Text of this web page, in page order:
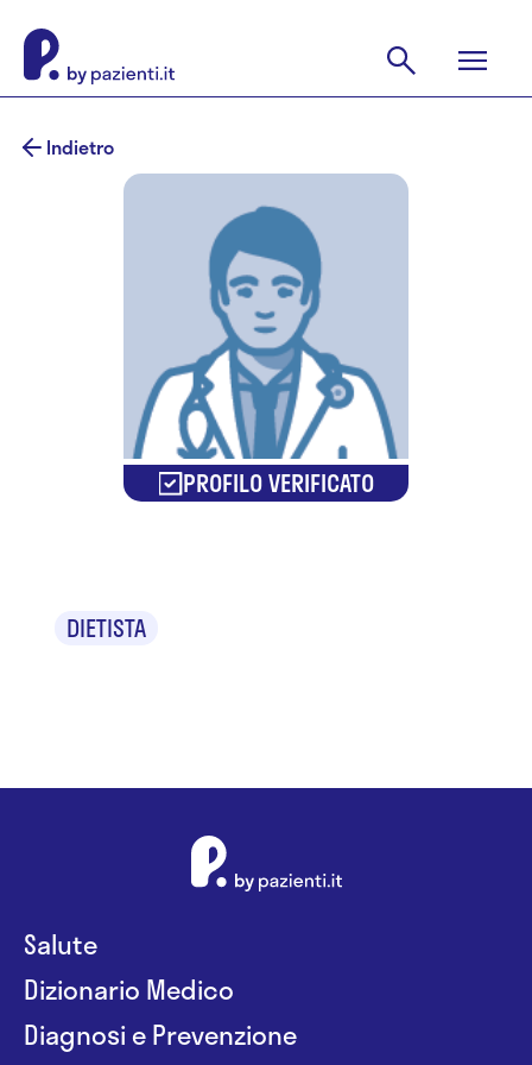
Indietro
PROFILO VERIFICATO
DIETISTA
Salute
Dizionario Medico
Diagnosi e Prevenzione